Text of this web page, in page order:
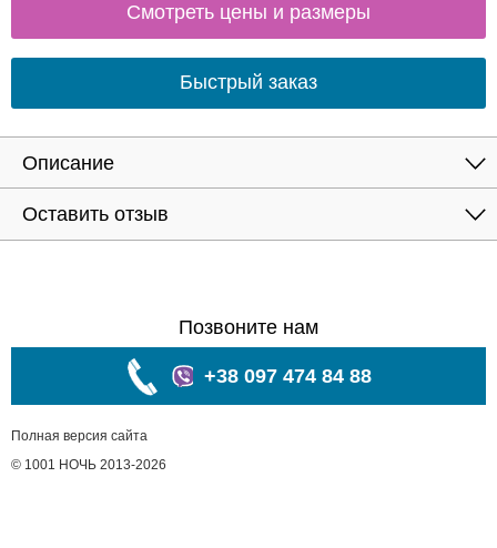
Смотреть цены и размеры
Быстрый заказ
Описание
Оставить отзыв
Позвоните нам
+38 097 474 84 88
Полная версия сайта
© 1001 НОЧЬ 2013-2026